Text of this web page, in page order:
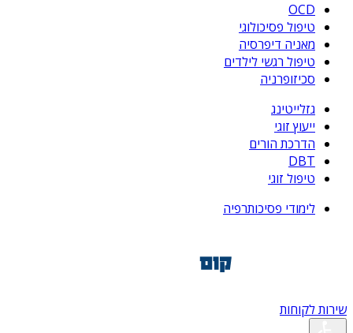
OCD
טיפול פסיכולוגי
מאניה דיפרסיה
טיפול רגשי לילדים
סכיזופרניה
גזלייטינג
ייעוץ זוגי
הדרכת הורים
DBT
טיפול זוגי
לימודי פסיכותרפיה
שירות לקוחות